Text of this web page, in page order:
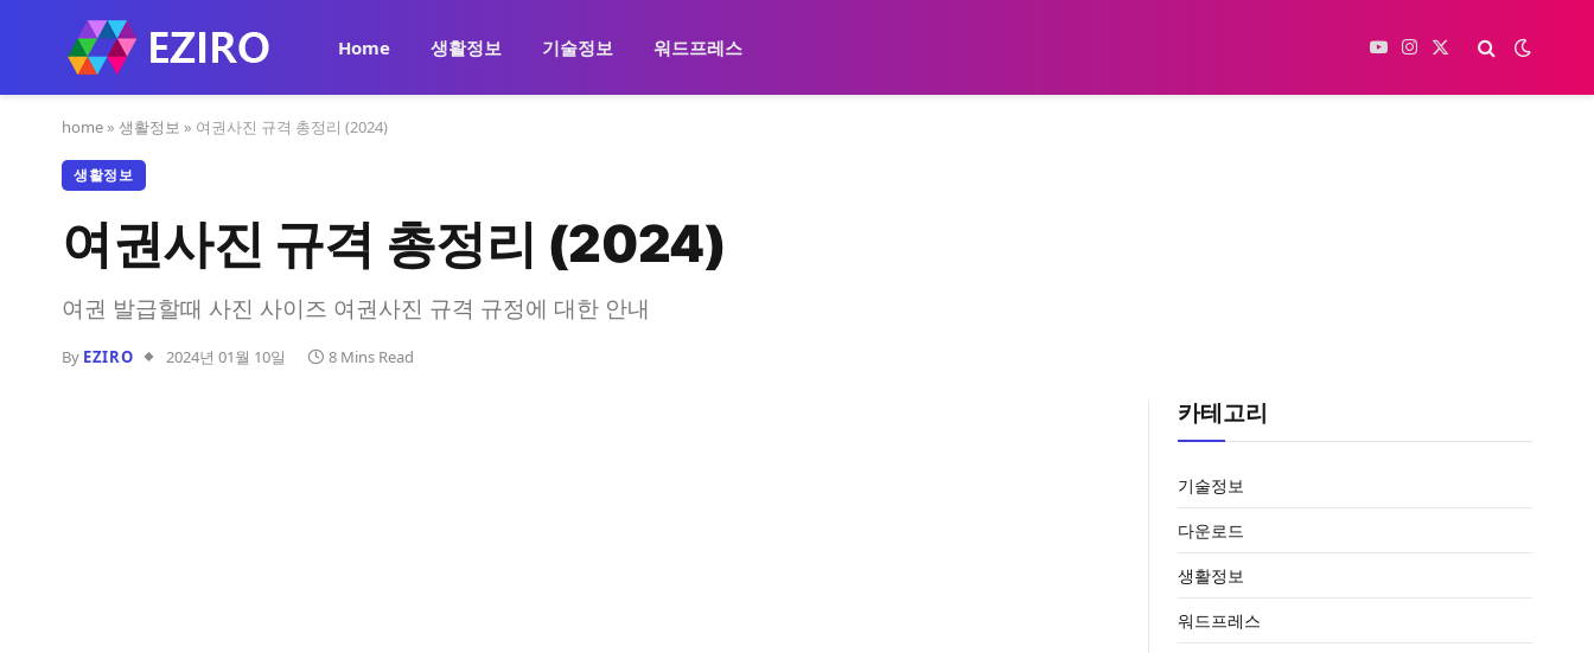
Home 생활정보 기술정보 워드프레스 YouTubeInstagram
X
home » 생활정보 » 여권사진 규격 총정리 (2024)
생활정보
여권사진 규격 총정리 (2024)
여권 발급할때 사진 사이즈 여권사진 규격 규정에 대한 안내
By EZIRO 2024년 01월 10일 8 Mins Read
카테고리
기술정보
다운로드
생활정보
워드프레스